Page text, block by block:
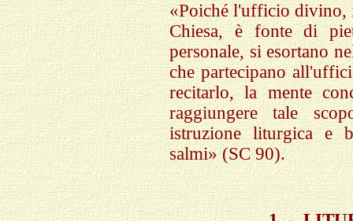
«Poiché l'ufficio divino,
Chiesa, è fonte di
personale, si esortano
che partecipano
recitarlo, la mente
raggiungere tale
istruzione liturgica e
salmi» (SC 90).